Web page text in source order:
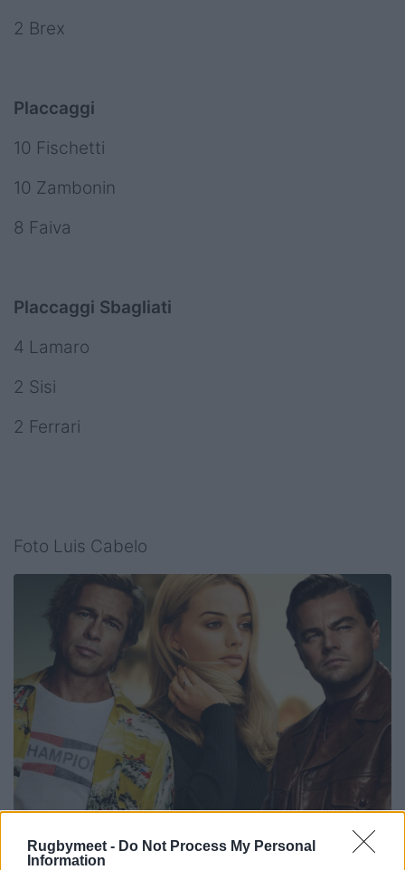
Rugbymeet - Do Not Process My Personal
Information
2 Brex
Placcaggi
10 Fischetti
10 Zambonin
8 Faiva
Placcaggi Sbagliati
4 Lamaro
2 Sisi
2 Ferrari
Foto Luis Cabelo